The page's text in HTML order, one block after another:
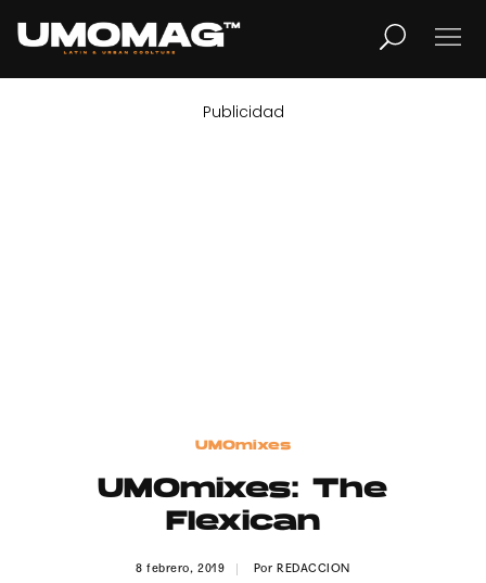
LIFESTYLE
Publicidad
Publicidad
UMOmixes
UMOmixes: The
Flexican
8 febrero, 2019 PorREDACCION